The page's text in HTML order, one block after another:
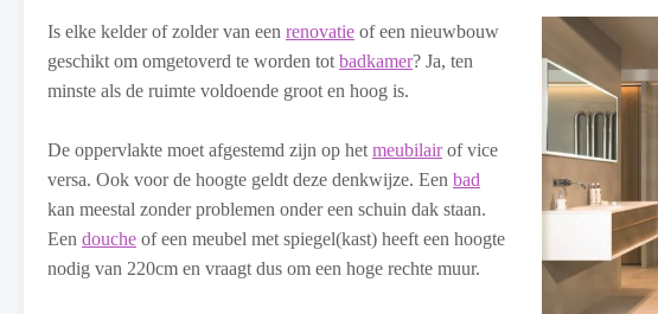
Is elke kelder of zolder van een renovatie of een nieuwbouw
geschikt om omgetoverd te worden tot badkamer? Ja, ten
minste als de ruimte voldoende groot en hoog is.
De oppervlakte moet afgestemd zijn op het meubilairof vice
versa. Ook voor de hoogte geldt deze denkwijze. Een bad
kan meestal zonder problemen onder een schuin dak staan.
Een douche of een meubel met spiegel(kast) heeft een hoogte
nodig van 220cm en vraagt dus om een hoge rechte muur.